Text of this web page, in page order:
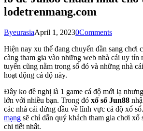
lodetrenmang.com
ByeurasiaApril 1, 20230Comments
Hiện nay xu thế đang chuyển dần sang chơi
càng tham gia vào những web nhà cái uy tín
tuyến cũng nằm trong số đó và những nhà
hoạt động cá độ này.
Đây ko đề nghị là 1 game cá độ mới lạ
lớn với nhiều bạn. Trong đó xổ số Jun88
các nhà cái đứng đầu về lĩnh vực cá độ xổ
mạng sẽ chỉ dẫn quý khách tham gia chơi xổ
chi tiết nhất.